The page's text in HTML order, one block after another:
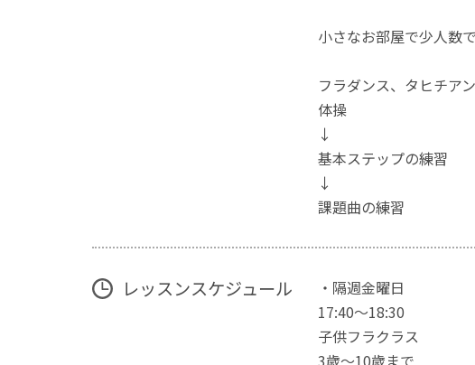
小さなお部屋で少人数
フラダンス、タヒチア
体操
↓
基本ステップの練習
↓
課題曲の練習
レッスンスケジュール
・隔週金曜日
17:40〜18:30
子供フラクラス